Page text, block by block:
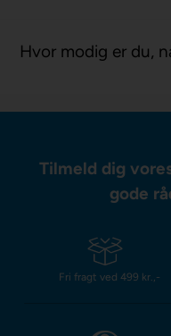
Hvor modig er du,
Tilmeld dig
gode
Fri fragt ved 499 kr.,-